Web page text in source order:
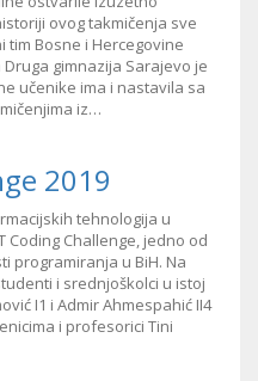
ovog takmičenja sve
Bosne i Hercegovine
gimnazija Sarajevo je
učenike ima i nastavila sa
iz…
2019
tehnologija u
Coding Challenge, jedno od
programiranja u BiH. Na
i srednjoškolci u istoj
I1 i Admir Ahmespahić II4
i profesorici Tini